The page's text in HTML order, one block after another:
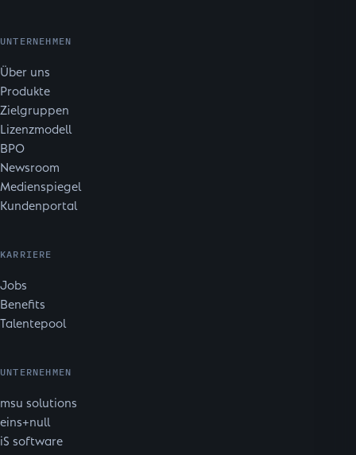
UNTERNEHMEN
Über uns
Produkte
Zielgruppen
Lizenzmodell
BPO
Newsroom
Medienspiegel
Kundenportal
KARRIERE
Jobs
Benefits
Talentepool
UNTERNEHMEN
msu solutions
eins+null
iS software